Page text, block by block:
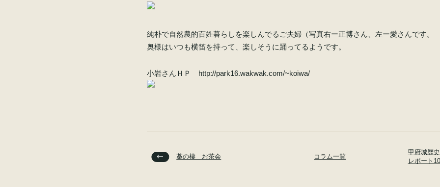
純朴で自然農的百姓暮らしを楽しんでるご夫婦（写真右ー正博さん、左ー愛さんです。
奥様はいつも横笛を持って、楽しそうに踊ってるようです。
小岩さんＨＰ http://park16.wakwak.com/~koiwa/
藁の棲 お茶会 コラム一覧
甲府城歴
レポート10